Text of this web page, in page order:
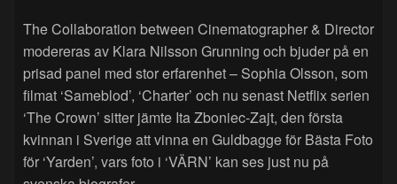
The Collaboration between Cinematographer & Director
modereras av Klara Nilsson Grunning och bjuder på en
prisad panel med stor erfarenhet – Sophia Olsson, som
filmat ‘Sameblod’, ‘Charter’ och nu senast Netflix serien
‘The Crown’ sitter jämte Ita Zboniec-Zajt, den första
kvinnan i Sverige att vinna en Guldbagge för Bästa Foto
för ‘Yarden’, vars foto i ‘VÄRN’ kan ses just nu på